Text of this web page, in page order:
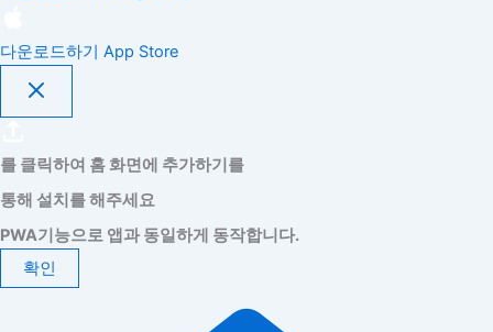
다운로드하기 App Store
를 클릭하여 홈 화면에 추가하기를
통해 설치를 해주세요
PWA기능으로 앱과 동일하게 동작합니다.
확인